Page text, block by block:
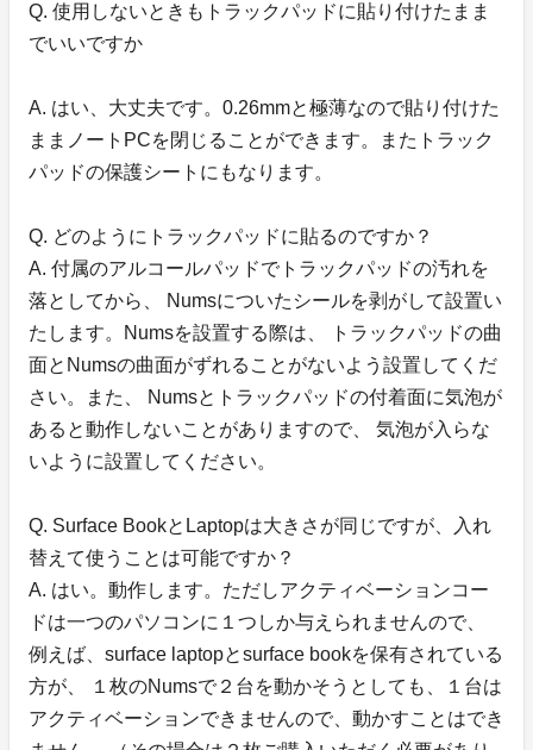
Q. 使用しないときもトラックパッドに貼り付けたまま
でいいですか
A. はい、大丈夫です。0.26mmと極薄なので貼り付けた
ままノートPCを閉じることができます。またトラック
パッドの保護シートにもなります。
Q. どのようにトラックパッドに貼るのですか？
A. 付属のアルコールパッドでトラックパッドの汚れを
落としてから、 Numsについたシールを剥がして設置い
たします。Numsを設置する際は、 トラックパッドの曲
面とNumsの曲面がずれることがないよう設置してくだ
さい。また、 Numsとトラックパッドの付着面に気泡が
あると動作しないことがありますので、 気泡が入らな
いように設置してください。
Q. Surface BookとLaptopは大きさが同じですが、入れ
替えて使うことは可能ですか？
A. はい。動作します。ただしアクティベーションコー
ドは一つのパソコンに１つしか与えられませんので、
例えば、surface laptopとsurface bookを保有されている
方が、 １枚のNumsで２台を動かそうとしても、１台は
アクティベーションできませんので、動かすことはでき